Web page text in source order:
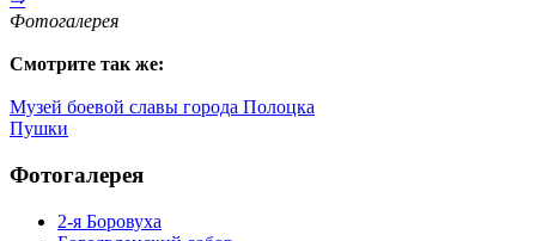
Фотогалерея
Смотрите так же:
Музей боевой славы города Полоцка
Пушки
Фотогалерея
2-я Боровуха